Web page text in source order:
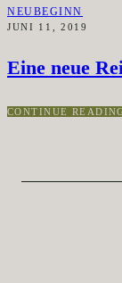
NEUBEGINN
JUNI 11, 2019
Eine neue
CONTINUE